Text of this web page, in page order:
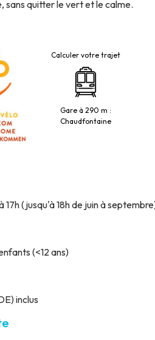
sans quitter le vert et le calme.
Calculer votre trajet
Gare à 290 m :
Chaudfontaine
17h (jusqu'à 18h de juin à
(<12 ans)
inclus